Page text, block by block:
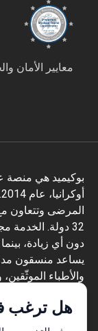
هل ترغب
معايير الأمان
بوكيميد هي منصة
32 دولة.
دون أي زيادة،
يساعد منسقون
Trustpilot و4.4 على Google Reviews.